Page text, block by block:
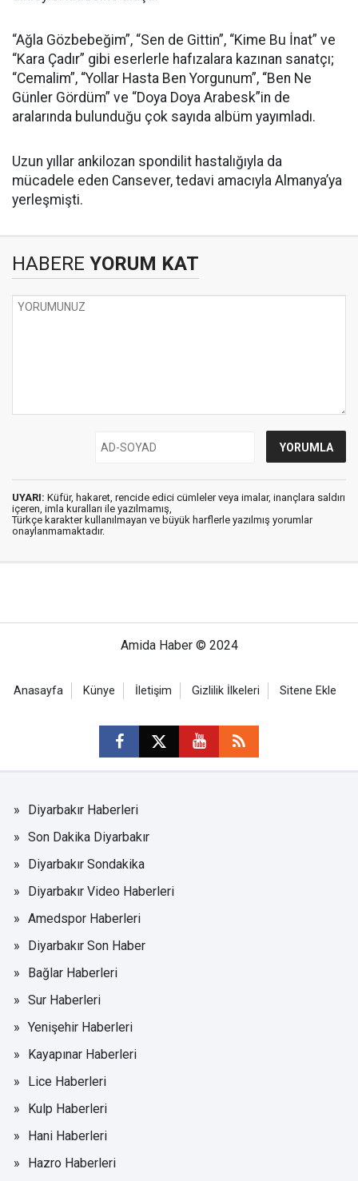
“Ağla Gözbebeğim”, “Sen de Gittin”, “Kime Bu İnat” ve
“Kara Çadır” gibi eserlerle hafızalara kazınan sanatçı;
“Cemalim”, “Yollar Hasta Ben Yorgunum”, “Ben Ne
Günler Gördüm” ve “Doya Doya Arabesk”in de
aralarında bulunduğu çok sayıda albüm yayımladı.
Uzun yıllar ankilozan spondilit hastalığıyla da
mücadele eden Cansever, tedavi amacıyla Almanya’ya
yerleşmişti.
HABERE YORUM KAT
UYARI: Küfür, hakaret, rencide edici cümleler veya imalar, inançlara saldırı
içeren, imla kuralları ile yazılmamış,
Türkçe karakter kullanılmayan ve büyük harflerle yazılmış yorumlar
onaylanmamaktadır.
Amida Haber © 2024
Anasayfa Künye İletişim Gizlilik İlkeleri Sitene Ekle
Diyarbakır Haberleri
Son Dakika Diyarbakır
Diyarbakır Sondakika
Diyarbakır Video Haberleri
Amedspor Haberleri
Diyarbakır Son Haber
Bağlar Haberleri
Sur Haberleri
Yenişehir Haberleri
Kayapınar Haberleri
Lice Haberleri
Kulp Haberleri
Hani Haberleri
Hazro Haberleri